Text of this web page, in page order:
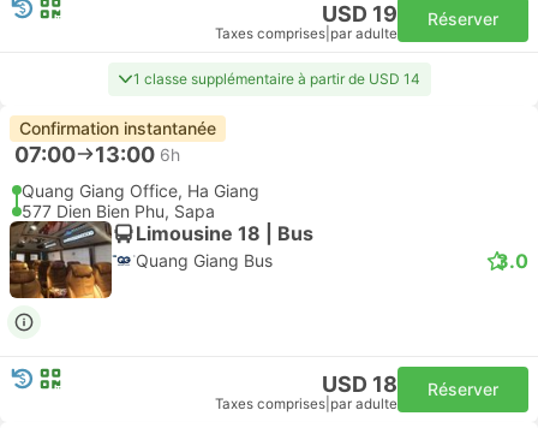
USD 19
Taxes comprises par adulte
Réserver
1 classe supplémentaire à partir de USD 14
Confirmation instantanée
07:00 13:00 6h
Quang Giang Office, Ha Giang
577 Dien Bien Phu, Sapa
Limousine 18 | Bus
Quang Giang Bus 3.0
USD 18
Taxes comprises par adulte
Réserver